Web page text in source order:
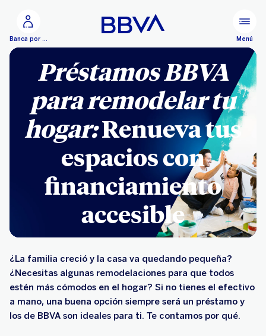
Banca por Internet Menú
Préstamos BBVA
para remodelar tu
hogar:Renueva tus
espacios con
financiamiento
accesible
¿La familia creció y la casa va quedando pequeña?
¿Necesitas algunas remodelaciones para que todos
estén más cómodos en el hogar? Si no tienes el efectivo
a mano, una buena opción siempre será un préstamo y
los de BBVA son ideales para ti. Te contamos por qué.